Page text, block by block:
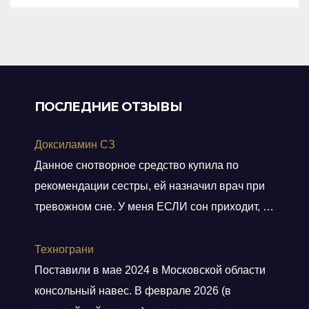
ПОСЛЕДНИЕ ОТЗЫВЫ
Доксиламин СЗ
Данное снотворное средство купила по
рекомендации сестры, ей назначил врач при
тревожном сне. У меня ЕСЛИ сон приходит, то
слово ЕСЛИ. Мне препарат хорошо помогает,
засыпаю быстро, даже утром встаю без
будильника. С утра всегда чувствую себя
Технограни
Поставили в мае 2024 в Московской области
консольный навес. В феврале 2026 (в